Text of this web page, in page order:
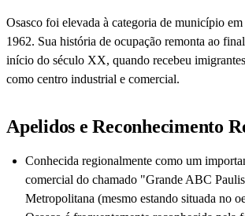
Osasco foi elevada à categoria de município
1962. Sua história de ocupação remonta ao
início do século XX, quando recebeu
como centro industrial e comercial.
Apelidos e Reconhecimento
Conhecida regionalmente como um
comercial do chamado "Grande ABC
Metropolitana (mesmo estando situada no